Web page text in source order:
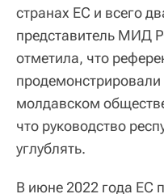
странах ЕС и всего
представитель МИД
отметила, что
продемонстрировали
молдавском
что руководство
углублять.
В июне 2022 года ЕС